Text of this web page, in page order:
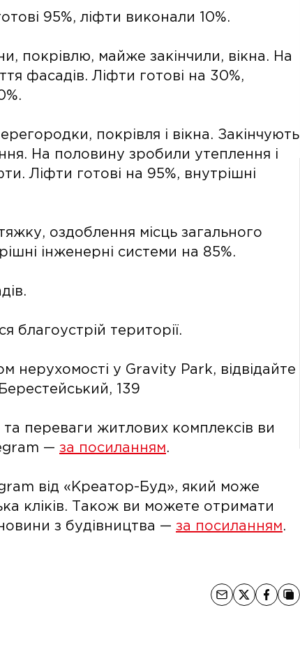
95%, ліфти виконали 10%.
покрівлю, майже закінчили, вікна. На
фасадів. Ліфти готові на 30%,
покрівля і вікна. Закінчують
На половину зробили утеплення і
Ліфти готові на 95%, внутрішні
оздоблення місць загального
інженерні системи на 85%.
благоустрій території.
нерухомості у Gravity Park, відвідайте
139
та переваги житлових комплексів ви
— за посиланням.
від «Креатор-Буд», який може
кліків. Також ви можете отримати
з будівництва — за посиланням.